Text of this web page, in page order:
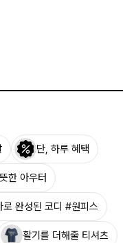
단, 하루 혜택
한 아우터
로 완성된 코디 #원피스
활기를 더해줄 티셔츠